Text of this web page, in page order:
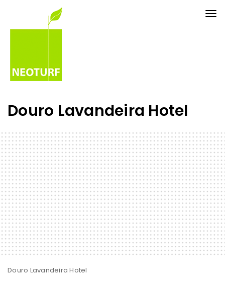
Douro Lavandeira Hotel
Douro Lavandeira Hotel